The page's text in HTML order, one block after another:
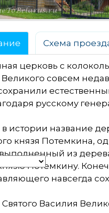
Схема
церковь с
совсем
русскому
в истории название
князя Потемкина,
из
Потемкину.
навсегда
Василия